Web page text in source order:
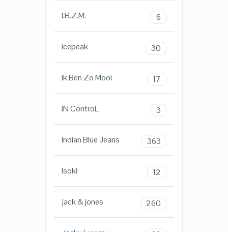
I.B.Z.M. 6
icepeak 30
Ik Ben Zo Mooi 17
iN ControL 3
Indian Blue Jeans 363
Isoki 12
jack & jones 260